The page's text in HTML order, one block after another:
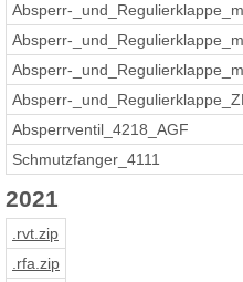
Absperr-
Absperr-
Absperr-
Absperr-
Absperrventil_4218_AGF
Schmutzfanger_4111
2021
.rvt .zip
.rfa .zip